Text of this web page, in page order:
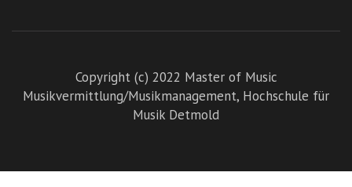
Copyright (c) 2022 Master of Music
Musikvermittlung/Musikmanagement, Hochschule für
Musik Detmold